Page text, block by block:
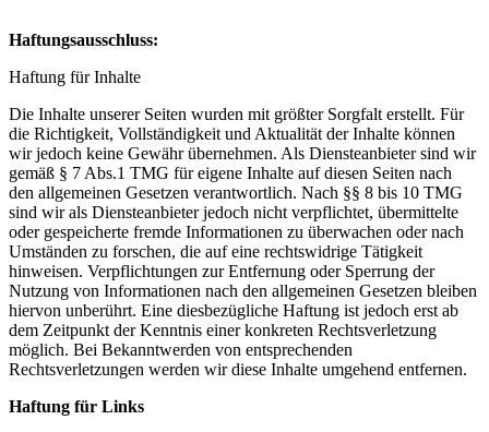
Haftungsausschluss:
Haftung für Inhalte
Die Inhalte unserer Seiten wurden mit größter Sorgfalt erstellt. Für
die Richtigkeit, Vollständigkeit und Aktualität der Inhalte können
wir jedoch keine Gewähr übernehmen. Als Diensteanbieter sind wir
gemäß § 7 Abs.1 TMG für eigene Inhalte auf diesen Seiten nach
den allgemeinen Gesetzen verantwortlich. Nach §§ 8 bis 10 TMG
sind wir als Diensteanbieter jedoch nicht verpflichtet, übermittelte
oder gespeicherte fremde Informationen zu überwachen oder nach
Umständen zu forschen, die auf eine rechtswidrige Tätigkeit
hinweisen. Verpflichtungen zur Entfernung oder Sperrung der
Nutzung von Informationen nach den allgemeinen Gesetzen bleiben
hiervon unberührt. Eine diesbezügliche Haftung ist jedoch erst ab
dem Zeitpunkt der Kenntnis einer konkreten Rechtsverletzung
möglich. Bei Bekanntwerden von entsprechenden
Rechtsverletzungen werden wir diese Inhalte umgehend entfernen.
Haftung für Links